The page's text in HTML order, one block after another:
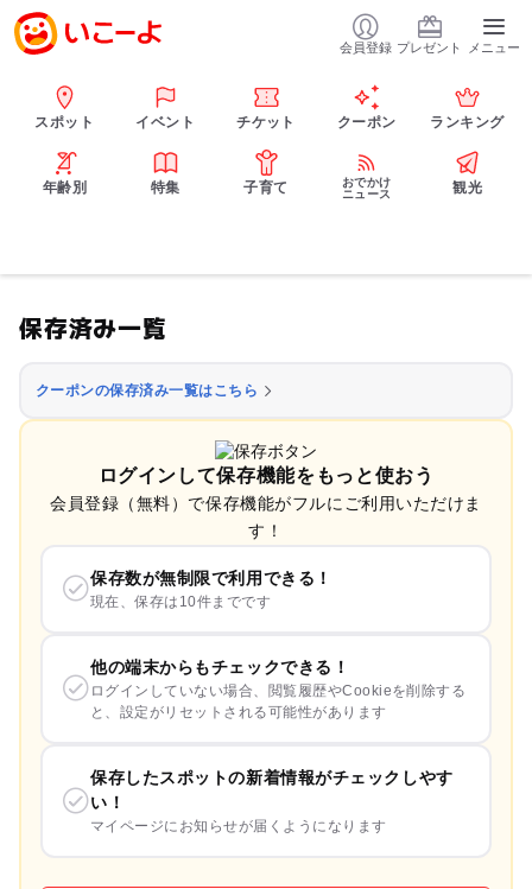
会員登録 プレゼント メニュー
スポット イベント チケット クーポン ランキング
年齢別 特集 子育て
おでかけ
ニュース
観光
保存済み一覧
クーポンの保存済み一覧はこちら
ログインして保存機能をもっと使おう
会員登録（無料）で保存機能がフルにご利用いただけま
す！
保存数が無制限で利用できる！
現在、保存は10件までです
他の端末からもチェックできる！
ログインしていない場合、閲覧履歴やCookieを削除する
と、設定がリセットされる可能性があります
保存したスポットの新着情報がチェックしやす
い！
マイページにお知らせが届くようになります